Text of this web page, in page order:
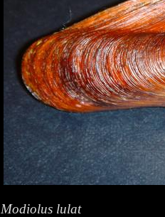
Modiolus lulat